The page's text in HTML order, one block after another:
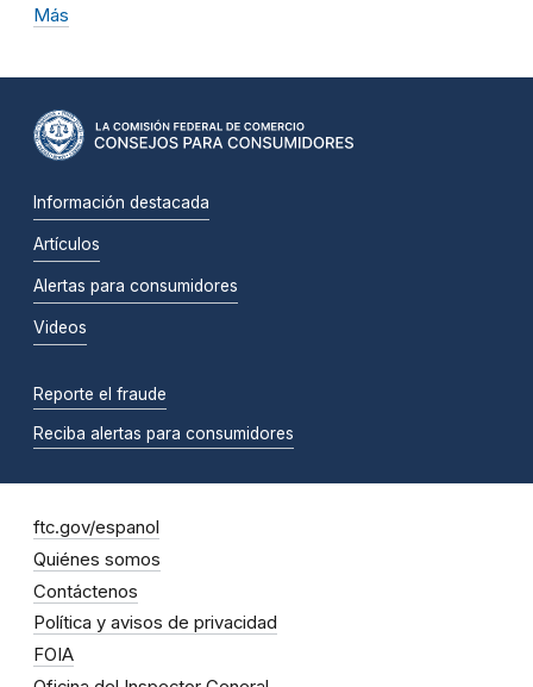
Más
Información destacada
Artículos
Alertas para consumidores
Videos
Reporte el fraude
Reciba alertas para consumidores
ftc.gov/espanol
Quiénes somos
Contáctenos
Política y avisos de privacidad
FOIA